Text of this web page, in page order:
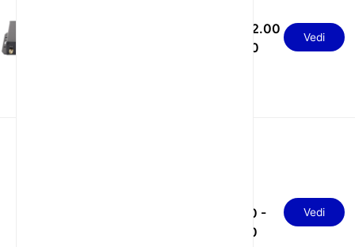
USD 52.00
- 62.00
Vedi
190.00 -
210.00
Vedi